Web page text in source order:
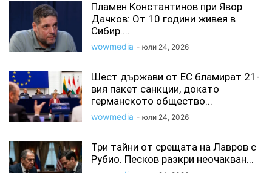
Пламен Константинов при Явор
Дачков: От 10 години живея в
Сибир....
wowmedia - юли 24, 2026
Шест държави от ЕС бламират 21-
вия пакет санкции, докато
германското общество...
wowmedia - юли 24, 2026
Три тайни от срещата на Лавров с
Рубио. Песков разкри неочакван...